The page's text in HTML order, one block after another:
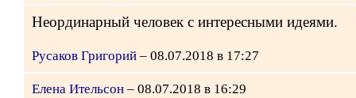
Неординарный человек с интересными идеями.
Русаков Григорий – 08.07.2018 в 17:27
Елена Ительсон – 08.07.2018 в 16:29